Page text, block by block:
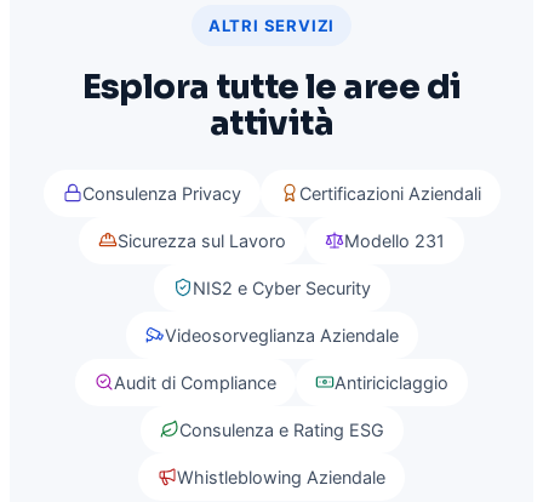
ALTRI SERVIZI
Esplora tutte le aree di
attività
Consulenza Privacy Certificazioni Aziendali
Sicurezza sul Lavoro Modello 231
NIS2 e Cyber Security
Videosorveglianza Aziendale
Audit di Compliance Antiriciclaggio
Consulenza e Rating ESG
Whistleblowing Aziendale